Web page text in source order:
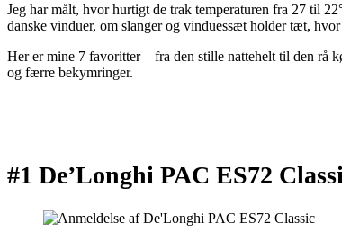
Jeg har målt, hvor hurtigt de trak temperaturen fra 27 til
danske vinduer, om slanger og vinduessæt holder tæt,
Her er mine 7 favoritter – fra den stille nattehelt til den rå
og færre bekymringer.
#1 De’Longhi PAC ES72